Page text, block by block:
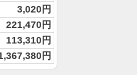
3,020円
221,470円
113,310円
円